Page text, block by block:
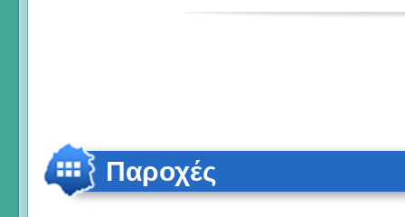
Παροχές